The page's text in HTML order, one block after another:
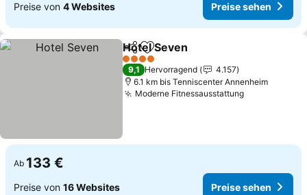
Preise von 4 Websites Preise sehen
TeilenZu Favoriten hinzufügen
Hotel Seven
4 Sterne
9,1 Hervorragend
4.157
6.1 km bis Tenniscenter Annenheim
Moderne Fitnessausstattung
Ab 133 €
Preise von 16 Websites Preise sehen